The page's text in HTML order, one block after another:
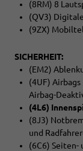
(8RM) 8
(QV3)
(9ZX)
SICHERHEIT:
(EM2)
(4UF)
Airbag-
(4L6)
(8J3)
und
(6C6) Seiten-